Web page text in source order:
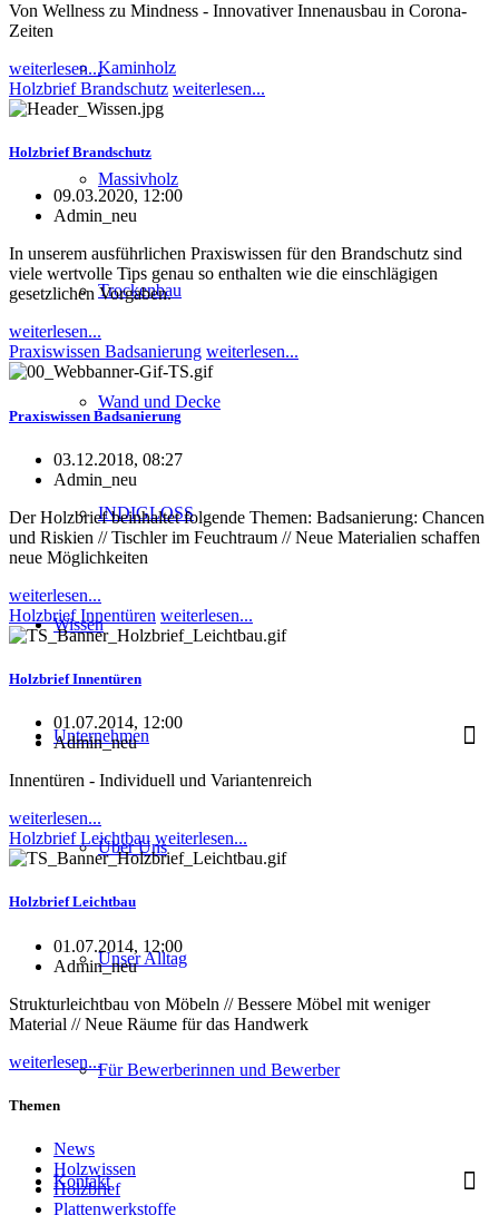
Kaminholz
Massivholz
Trockenbau
Wand und Decke
INDIGLOSS
Wissen
Unternehmen
Über Uns
Unser Alltag
Für Bewerberinnen und Bewerber
Kontakt
Von Wellness zu Mindness - Innovativer Innenausbau in Corona-
Zeiten
weiterlesen...
Holzbrief Brandschutz weiterlesen...
Holzbrief Brandschutz
09.03.2020, 12:00
Admin_neu
In unserem ausführlichen Praxiswissen für den Brandschutz sind
viele wertvolle Tips genau so enthalten wie die einschlägigen
gesetzlichen Vorgaben.
weiterlesen...
Praxiswissen Badsanierung weiterlesen...
Praxiswissen Badsanierung
03.12.2018, 08:27
Admin_neu
Der Holzbrief beinhaltet folgende Themen: Badsanierung: Chancen
und Riskien // Tischler im Feuchtraum // Neue Materialien schaffen
neue Möglichkeiten
weiterlesen...
Holzbrief Innentüren weiterlesen...
Holzbrief Innentüren
01.07.2014, 12:00
Admin_neu
Innentüren - Individuell und Variantenreich
weiterlesen...
Holzbrief Leichtbau weiterlesen...
Holzbrief Leichtbau
01.07.2014, 12:00
Admin_neu
Strukturleichtbau von Möbeln // Bessere Möbel mit weniger
Material // Neue Räume für das Handwerk
weiterlesen...
Themen
News
Holzwissen
Holzbrief
Plattenwerkstoffe